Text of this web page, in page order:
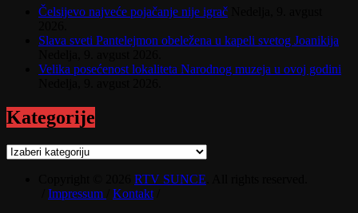
Čelsijevo najveće pojačanje nije igrač
Slava sveti Pantelejmon obeležena u kapeli svetog Joanikija
Velika posećenost lokaliteta Narodnog muzeja u ovoj godini
Kategorije
Kategorije
RTV SUNCE
Impressum Kontakt